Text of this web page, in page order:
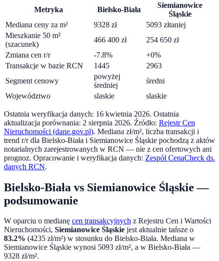
Metryka Bielsko-Biała
Siemianowice
Śląskie
Mediana ceny za m²
9328 zł 5093 złtaniej
Mieszkanie 50 m²
(szacunek)
466 400 zł 254 650 zł
Zmiana cen r/r
-7.8% +0%
Transakcje w bazie RCN
1445
2963
Segment cenowy
powyżej
średniej
średni
Województwo
slaskie slaskie
Ostatnia weryfikacja danych: 16 kwietnia 2026. Ostatnia
aktualizacja porównania: 2 sierpnia 2026. Źródło: Rejestr Cen
Nieruchomości (dane.gov.pl). Mediana zł/m², liczba transakcji i
trend r/r dla Bielsko-Biała i Siemianowice Śląskie pochodzą z aktów
notarialnych zarejestrowanych w RCN — nie z cen ofertowych ani
prognoz. Opracowanie i weryfikacja danych: Zespół CenaCheck ds.
danych RCN.
Bielsko-Biała vs Siemianowice Śląskie —
podsumowanie
W oparciu o medianę cen transakcyjnych z Rejestru Cen i Wartości
Nieruchomości, Siemianowice Śląskie jest aktualnie tańsze o
83.2% (4235 zł/m²) w stosunku do Bielsko-Biała. Mediana w
Siemianowice Śląskie wynosi 5093 zł/m², a w Bielsko-Biała —
9328 zł/m².